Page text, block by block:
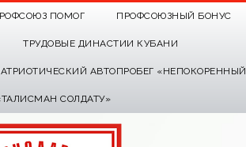
ПОМОГ ПРОФСОЮЗНЫЙ БОНУС
ТРУДОВЫЕ ДИНАСТИИ КУБАНИ
АВТОПРОБЕГ
СОЛДАТУ»